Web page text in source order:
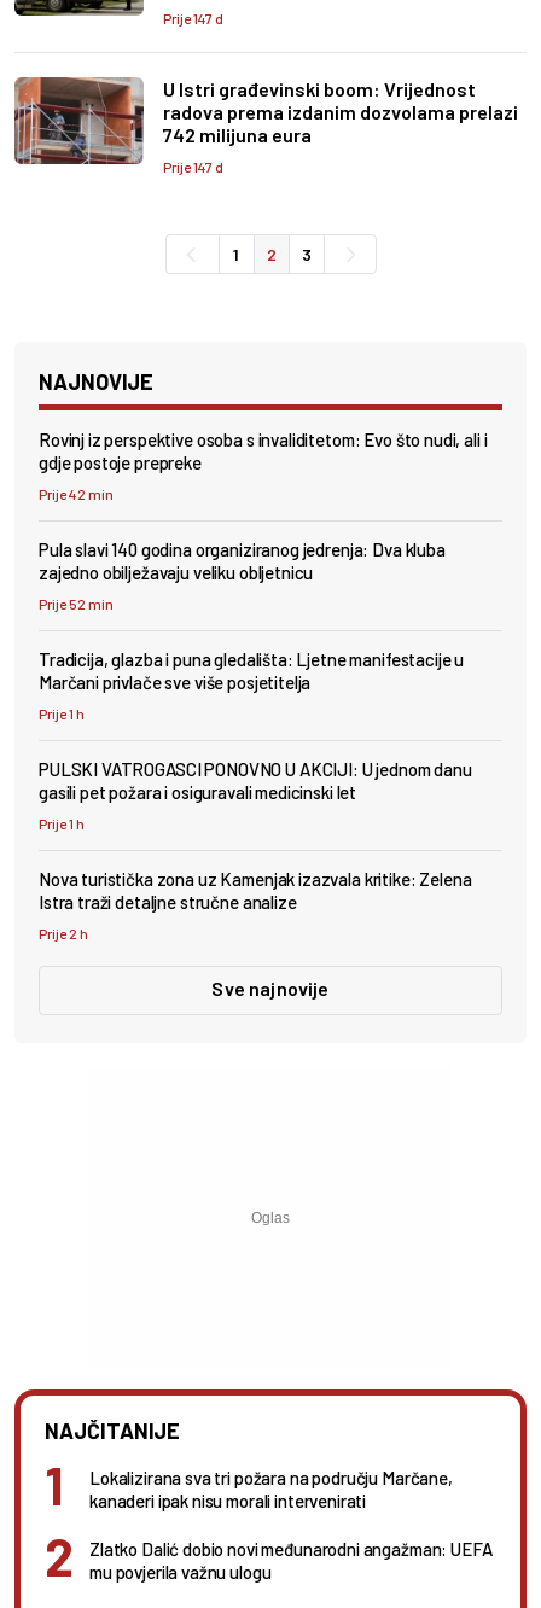
Prije 147 d
U Istri građevinski boom: Vrijednost
radova prema izdanim dozvolama prelazi
742 milijuna eura
Prije 147 d
1 2 3
NAJNOVIJE
Rovinj iz perspektive osoba s invaliditetom: Evo što nudi, ali i
gdje postoje prepreke
Prije 42 min
Pula slavi 140 godina organiziranog jedrenja: Dva kluba
zajedno obilježavaju veliku obljetnicu
Prije 52 min
Tradicija, glazba i puna gledališta: Ljetne manifestacije u
Marčani privlače sve više posjetitelja
Prije 1 h
PULSKI VATROGASCI PONOVNO U AKCIJI: U jednom danu
gasili pet požara i osiguravali medicinski let
Prije 1 h
Nova turistička zona uz Kamenjak izazvala kritike: Zelena
Istra traži detaljne stručne analize
Prije 2 h
Sve najnovije
NAJČITANIJE
Lokalizirana sva tri požara na području Marčane,
kanaderi ipak nisu morali intervenirati
Zlatko Dalić dobio novi međunarodni angažman: UEFA
mu povjerila važnu ulogu